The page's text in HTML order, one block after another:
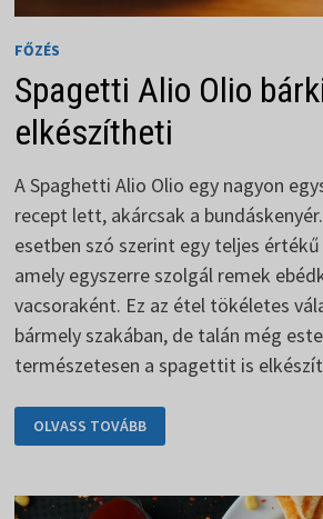
FŐZÉS
Spagetti Alio Olio
elkészítheti
A Spaghetti Alio Olio egy nagyon
recept lett, akárcsak a
esetben szó szerint egy teljes
amely egyszerre szolgál remek
vacsoraként. Ez az étel tökéletes
bármely szakában, de talán még
természetesen a spagettit is
SPAGETTI
ALIO
OLIO
OLVASS TOVÁBB